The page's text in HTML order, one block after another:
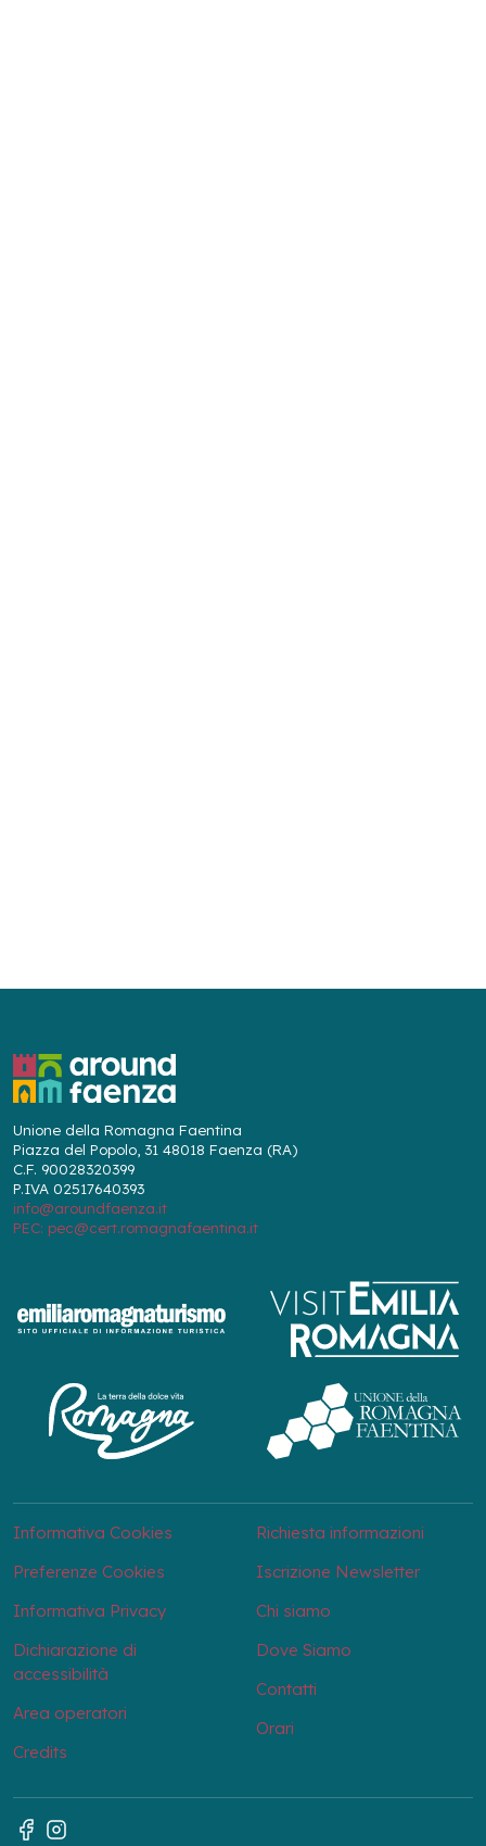
Unione della Romagna Faentina
Piazza del Popolo, 31 48018 Faenza (RA)
C.F. 90028320399
P.IVA 02517640393
info@aroundfaenza.it
PEC: pec@cert.romagnafaentina.it
Informativa Cookies
Preferenze Cookies
Informativa Privacy
Dichiarazione di
accessibilità
Area operatori
Credits
Richiesta informazioni
Iscrizione Newsletter
Chi siamo
Dove Siamo
Contatti
Orari